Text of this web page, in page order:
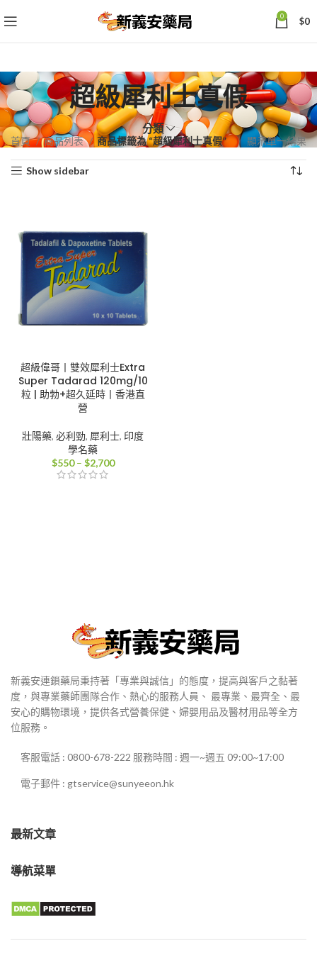
0 $0
超級犀利士真假
分類
首頁 商品列表 商品標籤為 “超級犀利士真假” 顯示單一結果
Show sidebar
超級偉哥丨雙效犀利士Extra
Super Tadarad 120mg/10
粒 | 助勃+超久延時丨香港直
營
壯陽藥, 必利勁, 犀利士, 印度
學名藥
$550 – $2,700價
新義安連鎖藥局秉持著「專業與誠信」的態度，提高與客戶之黏著
度，與專業藥師團隊合作、熱心的服務人員、 最專業、最齊全、最
安心的購物環境，提供各式營養保健、婦嬰用品及醫材用品等全方
位服務。
客服電話 : 0800-678-222 服務時間 : 週一~週五 09:00~17:00
電子郵件 : gtservice@sunyeeon.hk
最新文章
導航菜單